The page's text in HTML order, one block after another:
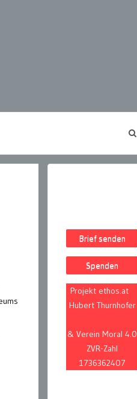
Brief senden
Spenden
Projekt ethos.at
Hubert Thurnhofer
& Verein Moral 4.0
ZVR-Zahl
1736362407